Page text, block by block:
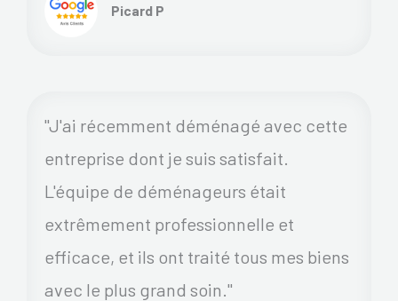
Picard P
"J'ai récemment déménagé avec cette
entreprise dont je suis satisfait.
L'équipe de déménageurs était
extrêmement professionnelle et
efficace, et ils ont traité tous mes biens
avec le plus grand soin."